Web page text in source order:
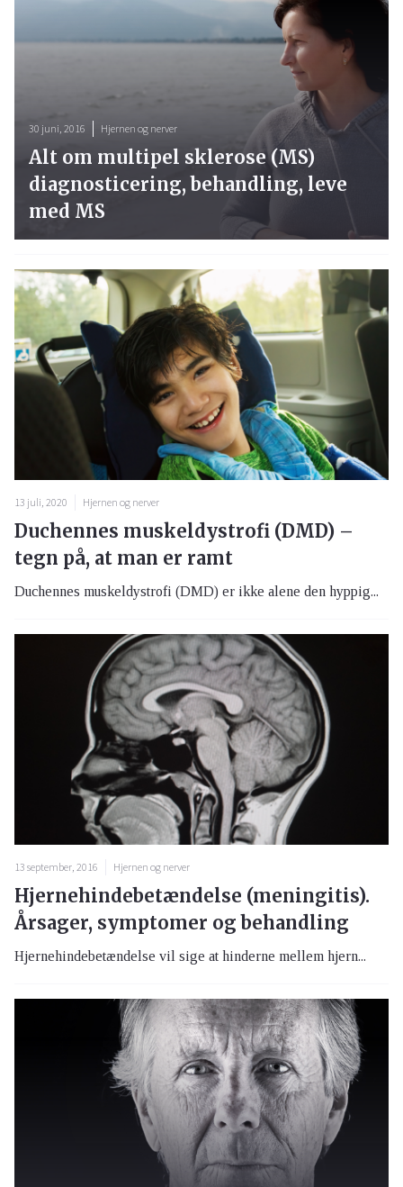
13 juli, 2020 Hjernen og nerver
Duchennes muskeldystrofi (DMD) –
tegn på, at man er ramt
Duchennes muskeldystrofi (DMD) er ikke alene den hyppig...
13 september, 2016 Hjernen og nerver
Hjernehindebetændelse (meningitis).
Årsager, symptomer og behandling
Hjernehindebetændelse vil sige at hinderne mellem hjern...
30 juni, 2016 Hjernen og nerver
Alt om multipel sklerose (MS)
diagnosticering, behandling, leve
med MS